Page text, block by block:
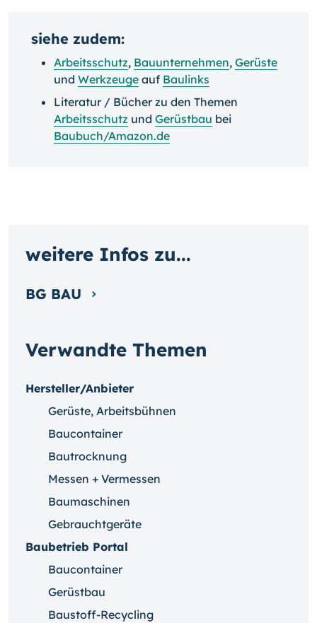
siehe zudem:
Arbeitsschutz, Bauunternehmen, Gerüste
und Werkzeuge auf Baulinks
Literatur / Bücher zu den Themen
Arbeitsschutz und Gerüstbau bei
Baubuch/Amazon.de
Verwandte Themen
Hersteller/Anbieter
Gerüste, Arbeitsbühnen
Baucontainer
Bautrocknung
Messen + Vermessen
Baumaschinen
Gebrauchtgeräte
Baubetrieb Portal
Baucontainer
Gerüstbau
Baustoff-Recycling
weitere Infos zu...
BG BAU